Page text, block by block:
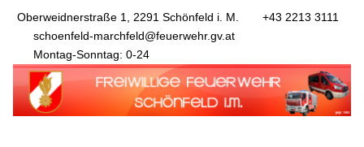
Oberweidnerstraße 1, 2291 Schönfeld i. M.
+43 2213 3111
schoenfeld-marchfeld@feuerwehr.gv.at
Montag-Sonntag: 0-24